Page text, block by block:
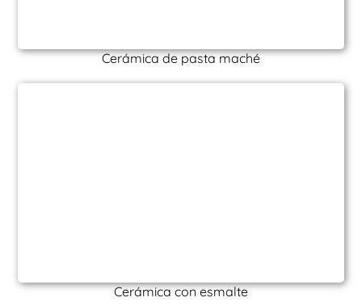
Cerámica de pasta maché
Cerámica con esmalte